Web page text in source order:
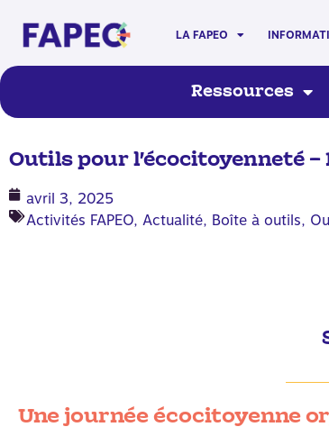
LA FAPEO
Ressources
Outils pour l’écocitoyenneté –
avril 3, 2025
Activités FAPEO, Actualité, Boîte à outils,
Une journée écocitoyenne